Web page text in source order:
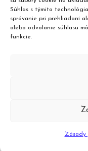
Súhlas s týmito
správanie pri prehliadaní
alebo odvolanie súhlasu
funkcie.
Zásady
Kontakt